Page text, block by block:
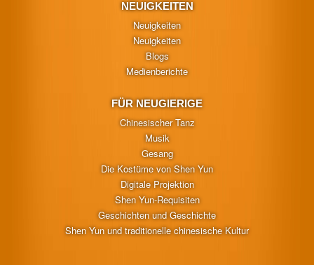
NEUIGKEITEN
Neuigkeiten
Neuigkeiten
Blogs
Medienberichte
FÜR NEUGIERIGE
Chinesischer Tanz
Musik
Gesang
Die Kostüme von Shen Yun
Digitale Projektion
Shen Yun-Requisiten
Geschichten und Geschichte
Shen Yun und traditionelle chinesische Kultur